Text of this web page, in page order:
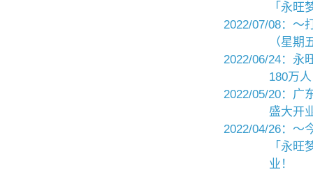
「永
2022/07/08：～
（星期
2022/06/24：永
180万人
2022/05/20：广
盛大开
2022/04/26：～
「永
业！